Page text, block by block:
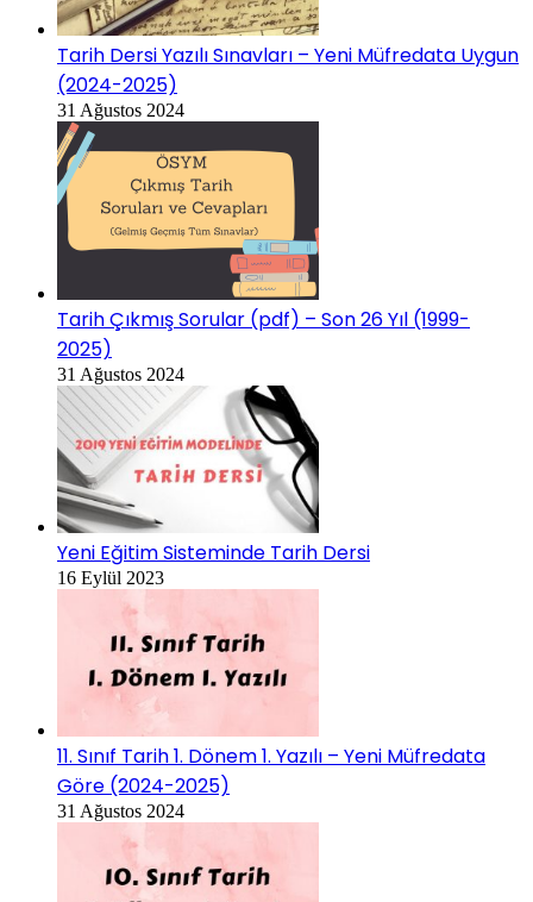
Tarih Dersi Yazılı Sınavları – Yeni Müfredata Uygun
(2024-2025)
31 Ağustos 2024
Tarih Çıkmış Sorular (pdf) – Son 26 Yıl (1999-
2025)
31 Ağustos 2024
Yeni Eğitim Sisteminde Tarih Dersi
16 Eylül 2023
11. Sınıf Tarih 1. Dönem 1. Yazılı – Yeni Müfredata
Göre (2024-2025)
31 Ağustos 2024